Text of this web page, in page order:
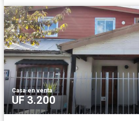
Casa·en venta
UF 3.200